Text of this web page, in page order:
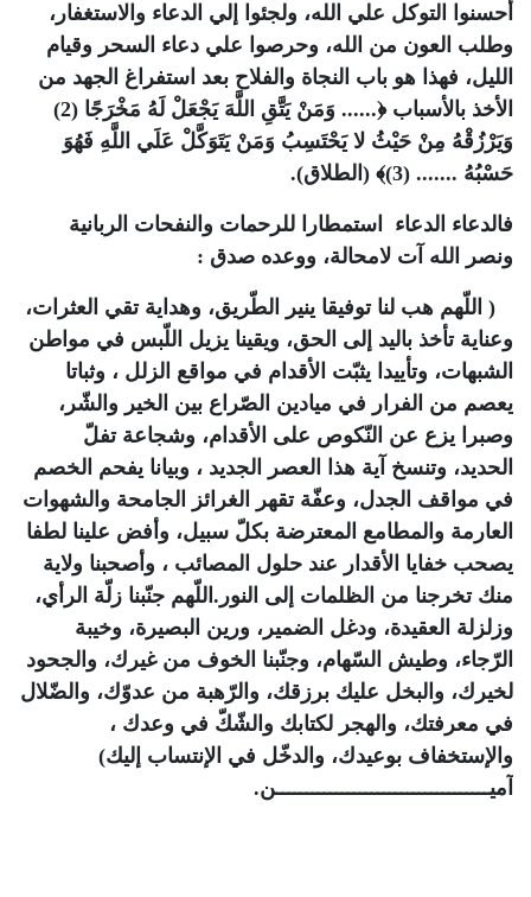
أحسنوا التوكل علي الله، ولجئوا إلي الدعاء والاستغفار،
وطلب العون من الله، وحرصوا علي دعاء السحر وقيام
الليل، فهذا هو باب النجاة والفلاح بعد استفراغ الجهد من
الأخذ بالأسباب ﴿...... وَمَنْ يَتَّقِ اللَّهَ يَجْعَلْ لَهُ مَخْرَجًا (2)
وَيَرْزُقْهُ مِنْ حَيْثُ لا يَحْتَسِبُ وَمَنْ يَتَوَكَّلْ عَلَي اللَّهِ فَهُوَ
حَسْبُهُ ....... (3)﴾ (الطلاق).
فالدعاء الدعاء استمطارا للرحمات والنفحات الربانية
ونصر الله آت لامحالة، ووعده صدق :
( اللّهم هب لنا توفيقا ينير الطّريق، وهداية تقي العثرات،
وعناية تأخذ باليد إلى الحق، ويقينا يزيل اللّبس في مواطن
الشبهات، وتأييدا يثبّت الأقدام في مواقع الزلل ، وثباتا
يعصم من الفرار في ميادين الصّراع بين الخير والشّر،
وصبرا يزع عن النّكوص على الأقدام، وشجاعة تفلّ
الحديد، وتنسخ آية هذا العصر الجديد ، وبيانا يفحم الخصم
في مواقف الجدل، وعفّة تقهر الغرائز الجامحة والشهوات
العارمة والمطامع المعترضة بكلّ سبيل، وأفض علينا لطفا
يصحب خفايا الأقدار عند حلول المصائب ، وأصحبنا ولاية
منك تخرجنا من الظلمات إلى النور.اللّهم جنّبنا زلّة الرأي،
وزلزلة العقيدة، ودغل الضمير، ورين البصيرة، وخيبة
الرّجاء، وطيش السّهام، وجنّبنا الخوف من غيرك، والجحود
لخيرك، والبخل عليك برزقك، والرّهبة من عدوّك، والضّلال
في معرفتك، والهجر لكتابك والشّكّ في وعدك ،
والإستخفاف بوعيدك، والدخّل في الإنتساب إليك)
آميــــــــــــــــــــــــــــــــــــن.